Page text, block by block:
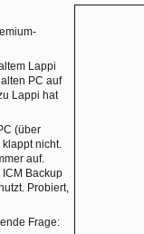
Lappi
PC auf
Lappi hat
(über
nicht.
auf.
Backup
Probiert,
Frage: